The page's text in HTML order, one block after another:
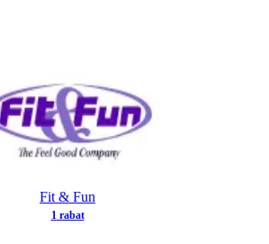
Fit & Fun
1rabat